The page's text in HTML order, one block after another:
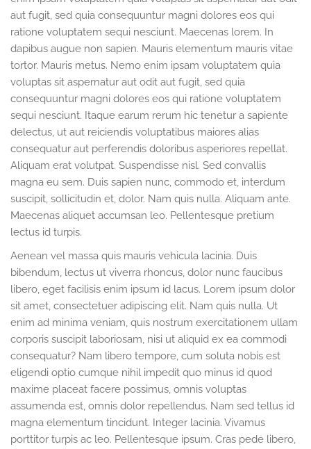
aut fugit, sed quia consequuntur magni dolores eos qui
ratione voluptatem sequi nesciunt. Maecenas lorem. In
dapibus augue non sapien. Mauris elementum mauris vitae
tortor. Mauris metus. Nemo enim ipsam voluptatem quia
voluptas sit aspernatur aut odit aut fugit, sed quia
consequuntur magni dolores eos qui ratione voluptatem
sequi nesciunt. Itaque earum rerum hic tenetur a sapiente
delectus, ut aut reiciendis voluptatibus maiores alias
consequatur aut perferendis doloribus asperiores repellat.
Aliquam erat volutpat. Suspendisse nisl. Sed convallis
magna eu sem. Duis sapien nunc, commodo et, interdum
suscipit, sollicitudin et, dolor. Nam quis nulla. Aliquam ante.
Maecenas aliquet accumsan leo. Pellentesque pretium
lectus id turpis.
Aenean vel massa quis mauris vehicula lacinia. Duis
bibendum, lectus ut viverra rhoncus, dolor nunc faucibus
libero, eget facilisis enim ipsum id lacus. Lorem ipsum dolor
sit amet, consectetuer adipiscing elit. Nam quis nulla. Ut
enim ad minima veniam, quis nostrum exercitationem ullam
corporis suscipit laboriosam, nisi ut aliquid ex ea commodi
consequatur? Nam libero tempore, cum soluta nobis est
eligendi optio cumque nihil impedit quo minus id quod
maxime placeat facere possimus, omnis voluptas
assumenda est, omnis dolor repellendus. Nam sed tellus id
magna elementum tincidunt. Integer lacinia. Vivamus
porttitor turpis ac leo. Pellentesque ipsum. Cras pede libero,